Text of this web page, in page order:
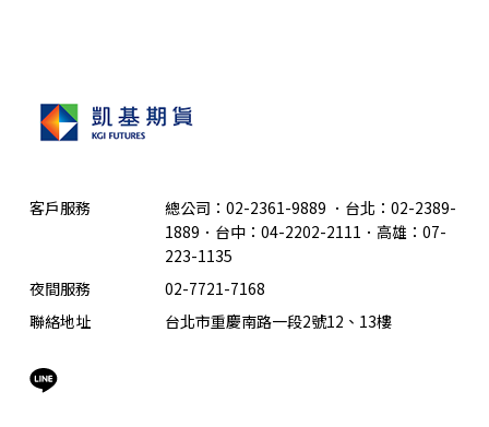
客戶服務 總公司：02-2361-9889 ． 台北：02-2389-
1889．台中：04-2202-2111．高雄：07-
223-1135
夜間服務
02-7721-7168
聯絡地址
台北市重慶南路一段2號12、13樓